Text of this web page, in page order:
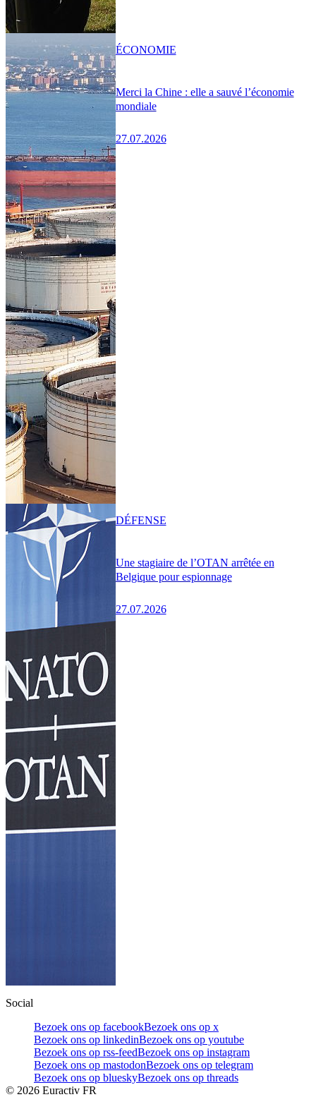
Merci la Chine : elle a sauvé l’économie
mondiale
27.07.2026
ÉCONOMIE
Une stagiaire de l’OTAN arrêtée en
Belgique pour espionnage
27.07.2026
DÉFENSE
Social
Bezoek ons op facebookBezoek ons op x
Bezoek ons op linkedinBezoek ons op youtube
Bezoek ons op rss-feedBezoek ons op instagram
Bezoek ons op mastodonBezoek ons op telegram
Bezoek ons op blueskyBezoek ons op threads
© 2026 Euractiv FR